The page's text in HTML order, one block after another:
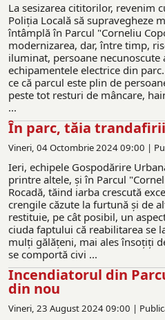
La sesizarea cititorilor, revenim
Poliţia Locală să supravegheze
întâmplă în Parcul "Corneliu
modernizarea, dar, între timp,
iluminat, persoane necunoscute
echipamentele electrice din
ce că parcul este plin de
peste tot resturi de mâncare,
...
În parc, tăia trandafirii
Vineri, 04 Octombrie 2024 09:00 |
Ieri, echipele Gospodărire
printre altele, şi în Parcul
Rocadă, tăind iarba crescută
crengile căzute la furtună şi de
restituie, pe cât posibil, un
ciuda faptului că reabilitarea se
mulţi gălăţeni, mai ales însoţiţi
se comportă civi ...
Incendiatorul din
din nou
Vineri, 23 August 2024 09:00 |